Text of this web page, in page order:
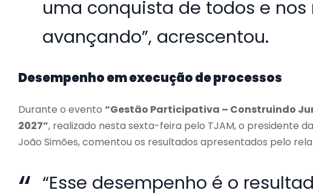
uma conquista de todos e
avançando”, acrescentou.
Desempenho em execução de processos
Durante o evento “Gestão Participativa – Construindo
2027”, realizado nesta sexta-feira pelo TJAM, o presidente
João Simões, comentou os resultados apresentados pelo
“Esse desempenho é o